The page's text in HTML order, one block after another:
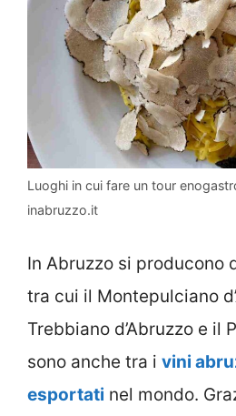
Luoghi in cui fare un tour
inabruzzo.it
In Abruzzo si producono
tra cui il Montepulciano
Trebbiano d’Abruzzo e il
sono anche tra i vini
esportati nel mondo.